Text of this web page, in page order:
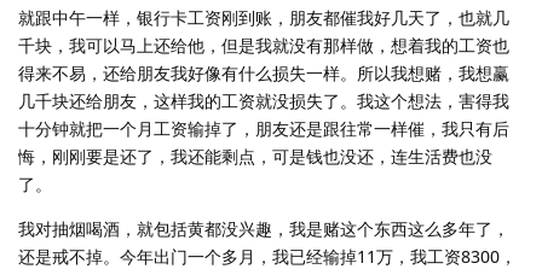
就跟中午一样，银行卡工资刚到账，朋友都催我好几天了，也就几
千块，我可以马上还给他，但是我就没有那样做，想着我的工资也
得来不易，还给朋友我好像有什么损失一样。所以我想赌，我想赢
几千块还给朋友，这样我的工资就没损失了。我这个想法，害得我
十分钟就把一个月工资输掉了，朋友还是跟往常一样催，我只有后
悔，刚刚要是还了，我还能剩点，可是钱也没还，连生活费也没
了。
我对抽烟喝酒，就包括黄都没兴趣，我是赌这个东西这么多年了，
还是戒不掉。今年出门一个多月，我已经输掉11万，我工资8300，